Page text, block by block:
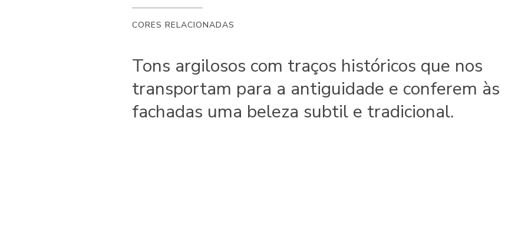
CORES RELACIONADAS
Tons argilosos com traços históricos que nos
transportam para a antiguidade e conferem às
fachadas uma beleza subtil e tradicional.